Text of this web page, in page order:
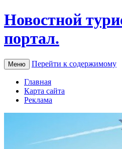
Новостной
портал.
Меню Перейти к содержимому
Главная
Карта сайта
Реклама